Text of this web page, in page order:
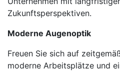
Zukunftsperspektiven.
Moderne Augenoptik
Freuen Sie sich auf
moderne Arbeitsplätze und